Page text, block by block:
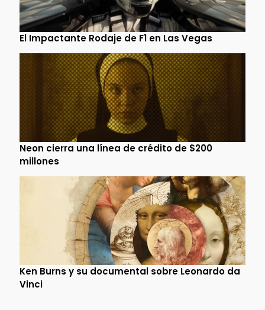
El Impactante Rodaje de F1 en Las Vegas
Neon cierra una línea de crédito de $200
millones
Ken Burns y su documental sobre Leonardo da
Vinci